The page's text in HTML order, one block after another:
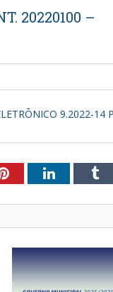
20220100 –
9.2022-14
PinterestLinkedIn